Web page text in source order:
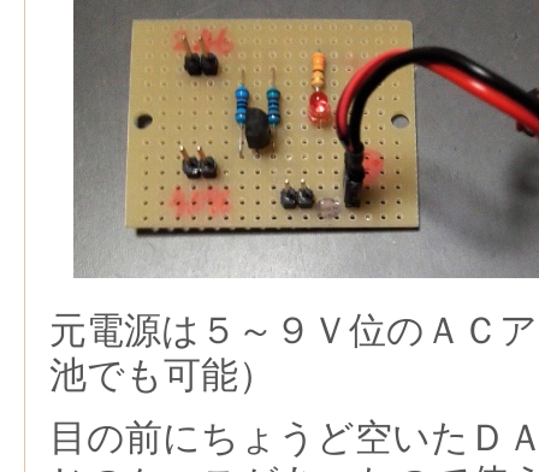
元電源は５～９Ｖ位のＡＣ
池でも可能）
目の前にちょうど空いたＤ